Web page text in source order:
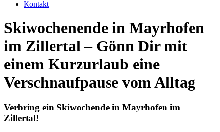
Kontakt
Skiwochenende in Mayrhofen
im Zillertal – Gönn Dir mit
einem Kurzurlaub eine
Verschnaufpause vom Alltag
Verbring ein Skiwochende in Mayrhofen im
Zillertal!